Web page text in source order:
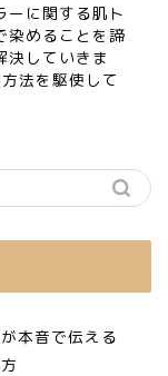
ーに関する肌ト
染めることを諦
決していきま
法を駆使して
本音で伝える